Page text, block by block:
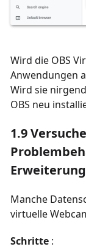
Wird die OBS
Anwendungen
Wird sie
OBS neu
1.9
Manche
virtuelle
Schritte :